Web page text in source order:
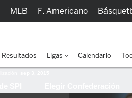
MLB F. Americano
Resultados Ligas Calendario